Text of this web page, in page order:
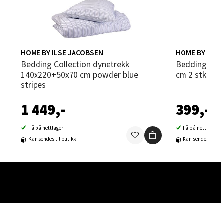
HOME BY ILSE JACOBSEN
Bedding Collection dynetrekk
140x220+50x70 cm powder blue
stripes
1 449,-
Få på nettlager
Kan sendes til butikk
HOME BY
Bedding Collection putetrekk 50x70
cm 2 stk
399,-
Få på nettlager
Kan sendes til
Steinkjer - Thon Senter Steinkjer
Sjøfartsgata 2, 7714 Steinkjer
Åpent i dag 10-20
0 i butikk
Velg